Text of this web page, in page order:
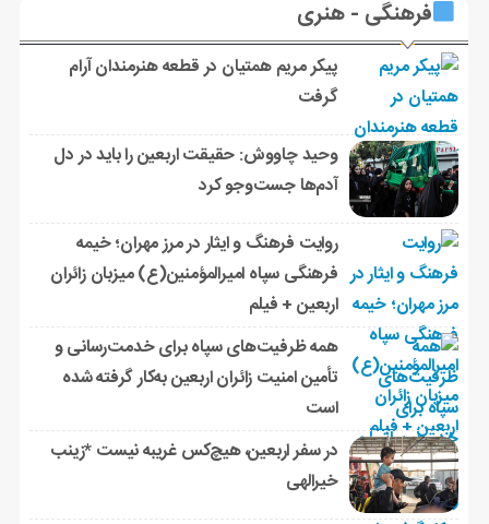
فرهنگی - هنری
پیکر مریم همتیان در قطعه هنرمندان آرام
گرفت
وحید چاووش: حقیقت اربعین را باید در دل
آدم‌ها جست‌وجو کرد
روایت فرهنگ و ایثار در مرز مهران؛ خیمه
فرهنگی سپاه امیرالمؤمنین(ع) میزبان زائران
اربعین + فیلم
همه ظرفیت‌های سپاه برای خدمت‌رسانی و
تأمین امنیت زائران اربعین به‌کار گرفته شده
است
در سفر اربعین، هیچ‌کس غریبه نیست *زینب
خیرالهی